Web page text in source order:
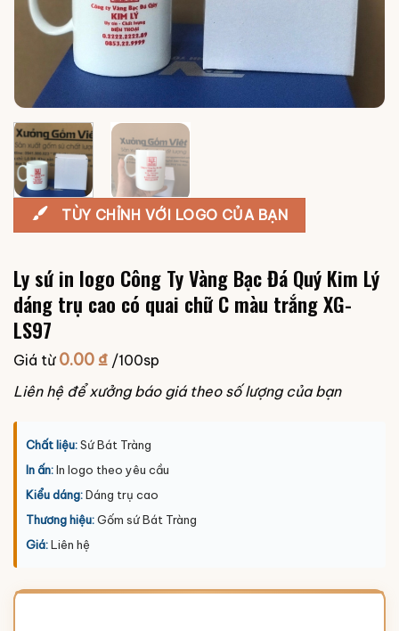
TÙY CHỈNH VỚI LOGO CỦA BẠN
Ly sứ in logo Công Ty Vàng Bạc Đá Quý Kim Lý
dáng trụ cao có quai chữ C màu trắng XG-
LS97
Giá từ 0.00₫ /100sp
Liên hệ để xưởng báo giá theo số lượng của bạn
Chất liệu:Sứ Bát Tràng
In ấn:In logo theo yêu cầu
Kiểu dáng:Dáng trụ cao
Thương hiệu:Gốm sứ Bát Tràng
Giá:Liên hệ